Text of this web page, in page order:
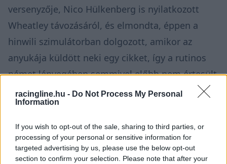
racingline.hu - Do Not Process My Personal
Information
If you wish to opt-out of the sale, sharing to third parties, or
processing of your personal or sensitive information for
targeted advertising by us, please use the below opt-out
section to confirm your selection. Please note that after your
versenyzője, Nico Hülkenberg is nyilatkozott
Wheatley távozásáról, és elmondta, éppen a
hinwili szimulátorban dolgozott, amikor az
anyukája küldött neki egy cikket, így a rutinos
német lényegében semmivel előbb nem értesült
a fejleményekről, mint a rajongók. Magyarán: a
két pilóta közül csak Bortoleto tudta előre, hogy
mi következik.